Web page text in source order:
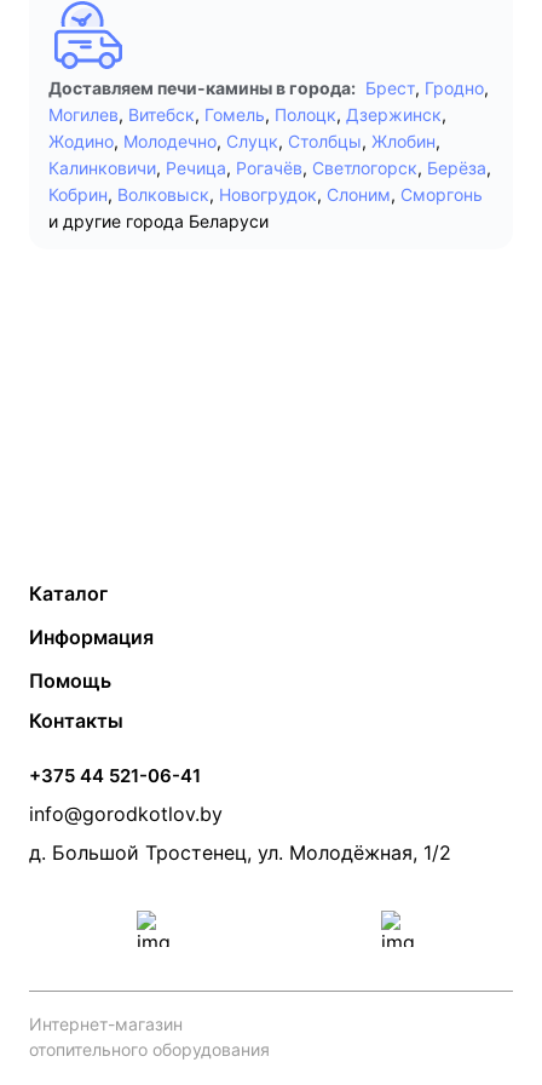
Доставляем печи-камины в города: Брест, Гродно,
Могилев, Витебск, Гомель, Полоцк, Дзержинск,
Жодино, Молодечно, Слуцк, Столбцы, Жлобин,
Калинковичи, Речица, Рогачёв, Светлогорск, Берёза,
Кобрин, Волковыск, Новогрудок, Слоним, Сморгонь
и другие города Беларуси
Каталог
Твердотопливные котлы
Электрические котлы
Банные печи
Камины и печи
Теплый пол
Радиаторы
Насосы
Дымоходы
Информация
Контакты
Статьи
Акции
Производители
Помощь
Монтаж систем отопления
Прайс по монтажу систем отопления
Проект систем отопления
Контакты
+375 44 521-06-41
info@gorodkotlov.by
д. Большой Тростенец, ул. Молодёжная, 1/2
Интернет-магазин
отопительного оборудования